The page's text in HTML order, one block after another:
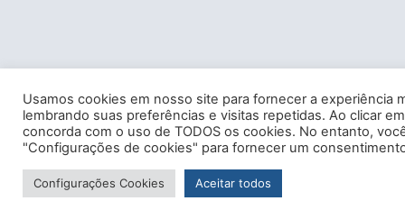
Usamos cookies em nosso site para fornecer a experiência
lembrando suas preferências e visitas repetidas. Ao clicar
concorda com o uso de TODOS os cookies. No entanto,
"Configurações de cookies" para fornecer um
Configurações Cookies Aceitar todos